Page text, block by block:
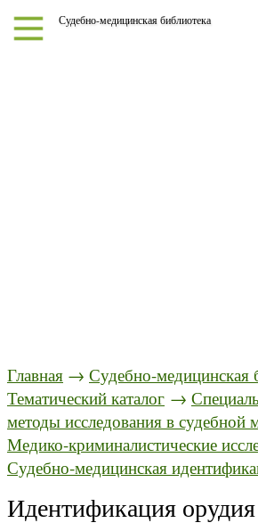
Судебно-медицинская библиотека
Главная → Судебно-медицинская
Тематический каталог →
методы исследования в судебной
Медико-криминалистические
Судебно-медицинская
Идентификация